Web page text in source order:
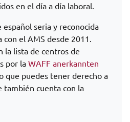
en el día a día laboral.
español seria y reconocida
con el AMS desde 2011.
la lista de centros de
por la WAFF anerkannten
que puedes tener derecho a
también cuenta con la